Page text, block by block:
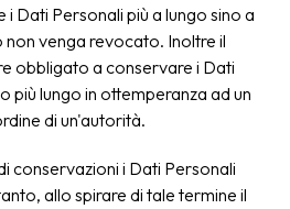
Dati Personali più a lungo sino a
venga revocato. Inoltre il
obbligato a conservare i Dati
più lungo in ottemperanza ad un
di un'autorità.
conservazioni i Dati Personali
allo spirare di tale termine il